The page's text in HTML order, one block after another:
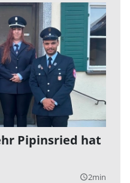
Pipinsried hat
query_builder2min